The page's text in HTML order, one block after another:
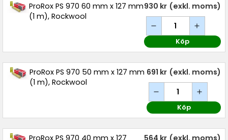
ProRox PS 970 60 mm x 127 mm
(1 m), Rockwool
930 kr (exkl. moms)
Köp
ProRox PS 970 50 mm x 127 mm
(1 m), Rockwool
691 kr (exkl. moms)
Köp
ProRox PS 970 40 mm x 127
564 kr (exkl. moms)